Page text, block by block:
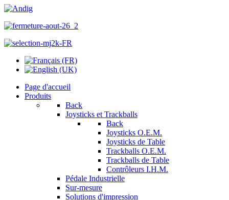
Page d'accueil
Produits
Back
Joysticks et Trackballs
Back
Joysticks O.E.M.
Joysticks de Table
Trackballs O.E.M.
Trackballs de Table
Contrôleurs I.H.M.
Pédale Industrielle
Sur-mesure
Solutions d'impression